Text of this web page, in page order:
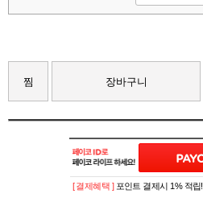
찜 장바구니
[ 결제혜택 ] 포인트 결제시 1% 적립!